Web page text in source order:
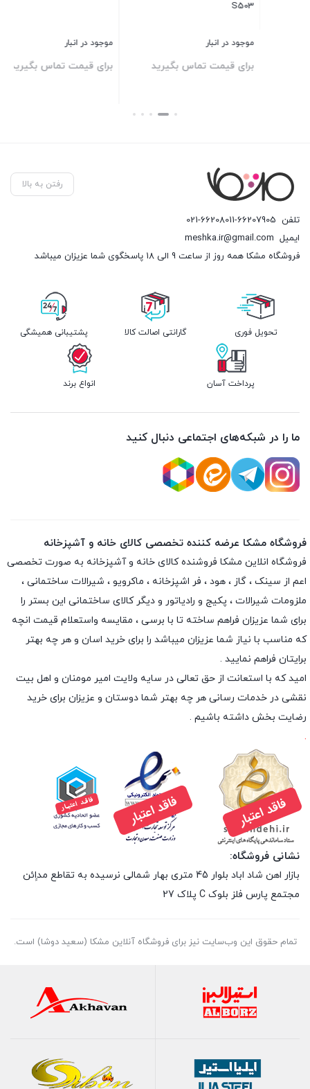
موجود در انبار
برای قیمت تماس بگیرید
بستن
رفتن به بالا
تلفن 021-66208011-66207905
ایمیل meshka.ir@gmail.com
فروشگاه مشکا همه روز از ساعت 9 الی 18 پاسخگوی شما عزیزان میباشد
تحویل فوری گارانتی اصالت کالا پشتیبانی همیشگی
پرداخت آسان انواع برند
ما را در شبکه‌های اجتماعی دنبال کنید
فروشگاه مشکا عرضه کننده تخصصی کالای خانه و آشپزخانه
فروشگاه انلاین مشکا فروشنده کالای خانه و آشپزخانه به صورت تخصصی
اعم از سینک ، گاز ، هود ، فر اشپزخانه ، ماکرویو ، شیرالات ساختمانی ،
ملزومات شیرالات ، پکیج و رادیاتور و دیگر کالای ساختمانی این بستر را
برای شما عزیزان فراهم ساخته تا با برسی ، مقایسه واستعلام قیمت انچه
که مناسب با نیاز شما عزیزان میباشد را برای خرید اسان و هر چه بهتر
برایتان فراهم نمایید .
امید که با استعانت از حق تعالی در سایه ولایت امیر مومنان و اهل بیت
نقشی در خدمات رسانی هر چه بهتر شما دوستان و عزیزان برای خرید
رضایت بخش داشته باشیم .
.
نشانی فروشگاه:
بازار اهن شاد اباد بلوار 45 متری بهار شمالی نرسیده به تقاطع مداِِئن
مجتمع پارس فلز بلوک C پلاک 27
تمام حقوق اين وب‌سايت نیز برای فروشگاه آنلاین مشکا (سعید دوشا) است.